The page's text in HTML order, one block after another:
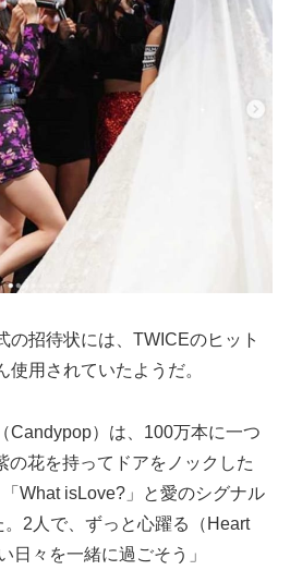
の招待状には、TWICEのヒット
用されていたようだ。
Candypop）は、100万本に一つ
の花を持ってドアをノックした
What isLove?」と愛のシグナル
。2人で、ずっと心躍る（Heart
日々を一緒に過ごそう」